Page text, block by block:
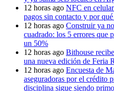
12 horas ago NFC en
pagos sin contacto y por
12 horas ago Construir ya
cuadrado: los 5 errores que
un 50%
12 horas ago Bithouse
una nueva edición de Feria
12 horas ago Encuesta de
aseguradoras por el crédito
disciplina sigue siendo